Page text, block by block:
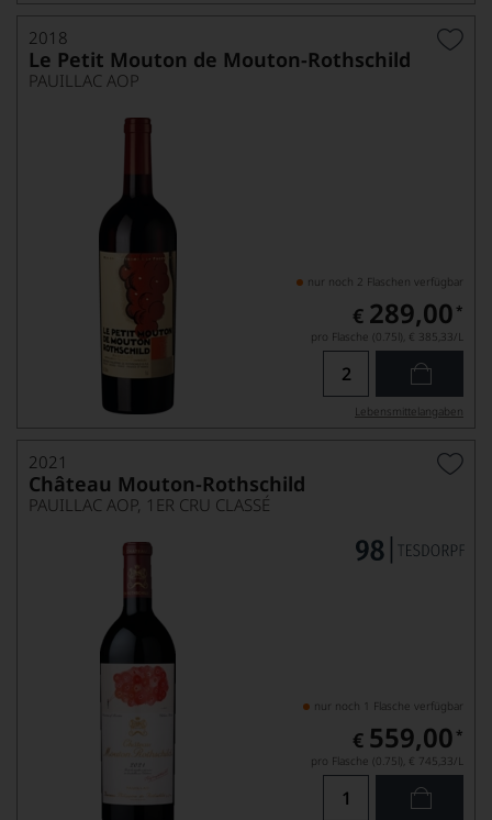
2018
Le Petit Mouton de Mouton-Rothschild
PAUILLAC AOP
nur noch 2 Flaschen verfügbar
€ 289,00 *
pro Flasche (0.75l), € 385,33/L
Lebensmittel­angaben
2021
Château Mouton-Rothschild
PAUILLAC AOP, 1ER CRU CLASSÉ
nur noch 1 Flasche verfügbar
€ 559,00 *
pro Flasche (0.75l), € 745,33/L